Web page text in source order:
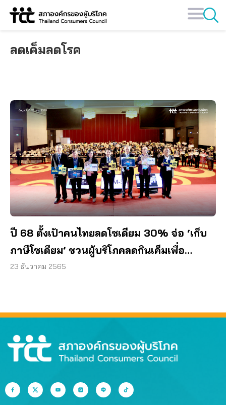
Skip
ลดเค็มลดโรค
ปี 68 ตั้งเป้าคนไทยลดโซเดียม 30% จ่อ ‘เก็บ
ภาษีโซเดียม’ ชวนผู้บริโภคลดกินเค็มเพื่อ
สุขภาพ
23 ธันวาคม 2565